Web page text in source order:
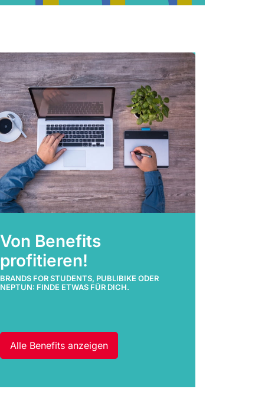
Von Benefits
profitieren!
BRANDS FOR STUDENTS, PUBLIBIKE ODER
NEPTUN: FINDE ETWAS FÜR DICH.
Alle Benefits anzeigen